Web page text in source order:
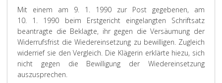
Mit einem am 9. 1. 1990 zur Post gegebenen, am
10. 1. 1990 beim Erstgericht eingelangten Schriftsatz
beantragte die Beklagte, ihr gegen die Versäumung der
Widerrufsfrist die Wiedereinsetzung zu bewilligen. Zugleich
widerrief sie den Vergleich. Die Klägerin erklärte hiezu, sich
nicht gegen die Bewilligung der Wiedereinsetzung
auszusprechen.